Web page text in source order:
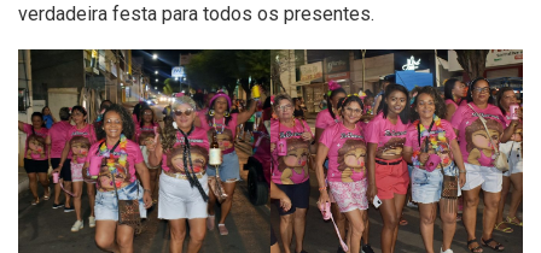
verdadeira festa para todos os presentes.